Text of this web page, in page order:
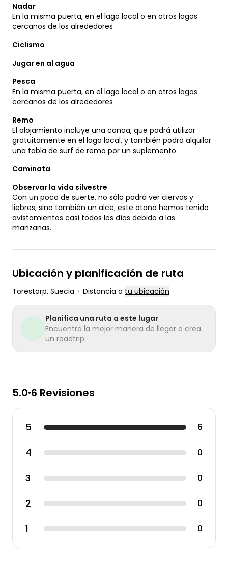
Nadar
En la misma puerta, en el lago local o en otros lagos
cercanos de los alrededores
Ciclismo
Jugar en al agua
Pesca
En la misma puerta, en el lago local o en otros lagos
cercanos de los alrededores
Remo
El alojamiento incluye una canoa, que podrá utilizar
gratuitamente en el lago local, y también podrá alquilar
una tabla de surf de remo por un suplemento.
Caminata
Observar la vida silvestre
Con un poco de suerte, no sólo podrá ver ciervos y
liebres, sino también un alce; este otoño hemos tenido
avistamientos casi todos los días debido a las
manzanas.
Ubicación y planificación de ruta
Torestorp, Suecia • Distancia a tu ubicación
Planifica una ruta a este lugar
Encuentra la mejor manera de llegar o crea
un roadtrip.
5.0•6 Revisiones
5 6
4 0
3 0
2 0
1 0